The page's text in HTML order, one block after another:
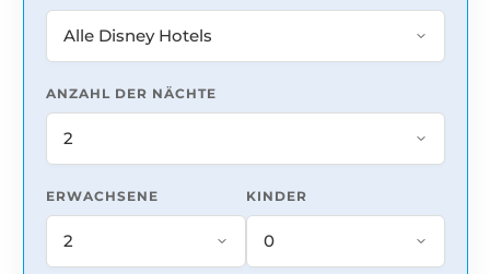
ANZAHL DER NÄCHTE
ERWACHSENE KINDER